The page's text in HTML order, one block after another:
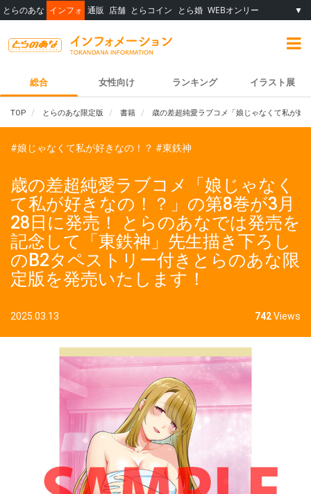
とらのあな インフォ 通販 店舗 とらコイン とら婚 WEBオンリー ▼
総合 女性向け ランキング イラスト展
TOP とらのあな限定版 書籍 歳の差超純愛ラブコメ「娘じゃなくて私が好
#娘じゃなくて私が好きなの！？ #東鉄神
歳の差超純愛ラブコメ「娘じゃなく
て私が好きなの！？」の第8巻が3月
28日に発売！ とらのあなでは発売を
記念して「東鉄神」先生描き下ろし
のB2タペストリー付きとらのあな限
定版を発売いたします！
2025.03.13 742Views